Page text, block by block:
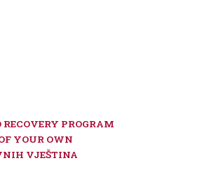
RECOVERY PROGRAM
YOUR OWN
VJEŠTINA